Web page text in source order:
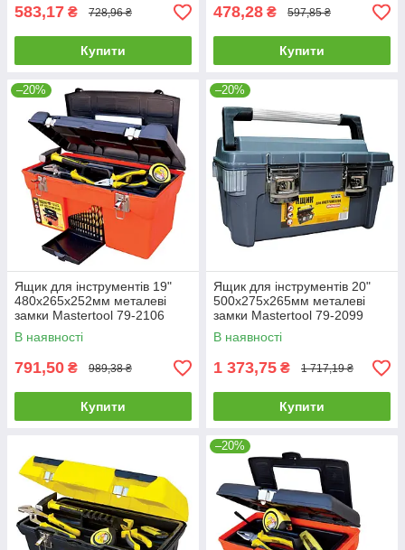
583,17 ₴ 728,96 ₴
Купити
478,28 ₴ 597,85 ₴
Купити
–20%
Ящик для інструментів 19"
480х265х252мм металеві
замки Mastertool 79-2106
В наявності
791,50 ₴ 989,38 ₴
Купити
–20%
Ящик для інструментів 20"
500х275х265мм металеві
замки Mastertool 79-2099
В наявності
1 373,75 ₴ 1 717,19 ₴
Купити
–20%